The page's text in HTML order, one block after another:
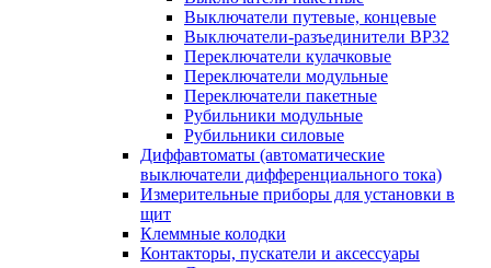
Выключатели путевые, концевые
Выключатели-разъединители ВР32
Переключатели кулачковые
Переключатели модульные
Переключатели пакетные
Рубильники модульные
Рубильники силовые
Диффавтоматы (автоматические
выключатели дифференциального тока)
Измерительные приборы для установки в
щит
Клеммные колодки
Контакторы, пускатели и аксессуары